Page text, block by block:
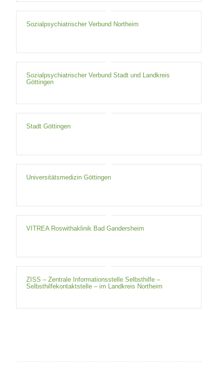
Sozialpsychiatrischer Verbund Northeim
Sozialpsychiatrischer Verbund Stadt und Landkreis
Göttingen
Stadt Göttingen
Universitätsmedizin Göttingen
VITREA Roswithaklinik Bad Gandersheim
ZISS – Zentrale Informationsstelle Selbsthilfe –
Selbsthilfekontaktstelle – im Landkreis Northeim